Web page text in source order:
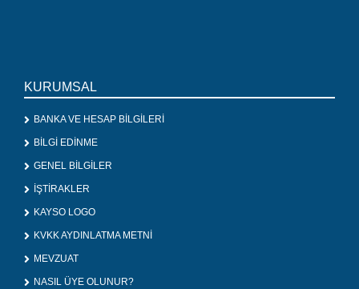
KURUMSAL
BANKA VE HESAP BİLGİLERİ
BİLGİ EDİNME
GENEL BİLGİLER
İŞTİRAKLER
KAYSO LOGO
KVKK AYDINLATMA METNİ
MEVZUAT
NASIL ÜYE OLUNUR?